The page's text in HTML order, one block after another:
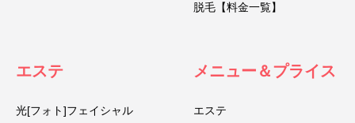
脱毛【料金一覧】
エステ
光[フォト]フェイシャル
メニュー＆プライス
エステ